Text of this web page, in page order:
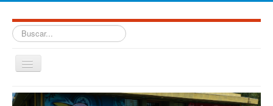
Buscar...
Cambiar
navegación
≡